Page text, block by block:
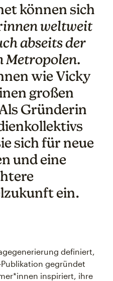
können sich
innen weltweit
abseits der
Metropolen.
wie Vicky
großen
Gründerin
sich für neue
und eine
ein.
definiert,
gegründet
inspiriert, ihre